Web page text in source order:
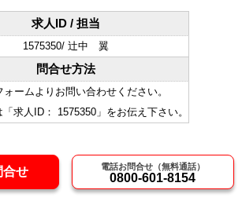
求人ID / 担当
1575350/ 辻中 翼
問合せ方法
ォームよりお問い合わせください。
求人ID： 1575350」をお伝え下さい。
合せ 電話お問合せ（無料通話）
0800-601-8154